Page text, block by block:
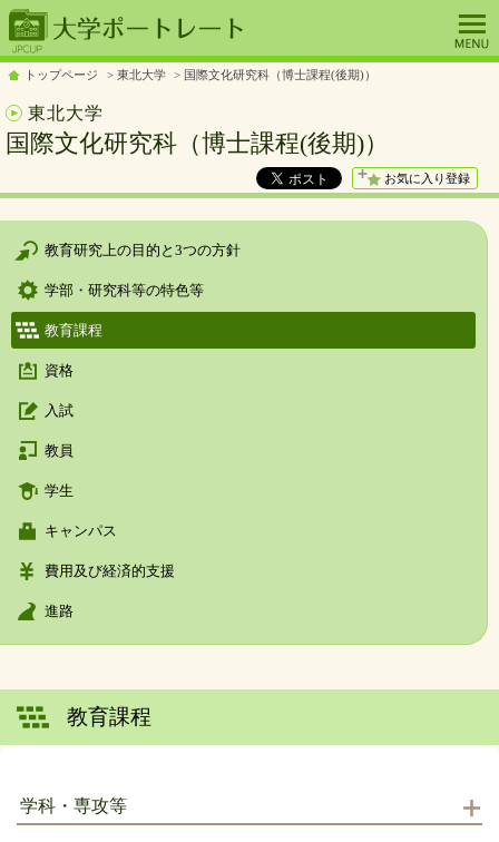
トップページ 東北大学 国際文化研究科（博士課程(後期)）
東北大学
国際文化研究科（博士課程(後期)）
お気に入り登録
教育研究上の目的と3つの方針
学部・研究科等の特色等
教育課程
資格
入試
教員
学生
キャンパス
費用及び経済的支援
進路
教育課程
学科・専攻等